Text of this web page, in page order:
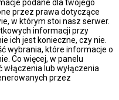
podane dla twojego
przez prawa dotyczące
w którym stoi nasz serwer.
informacji przy
ich jest konieczne, czy nie.
wybrania, które informacje o
Co więcej, w panelu
lub wyłączenia
przez